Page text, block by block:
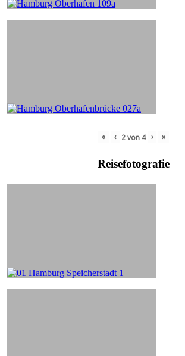
« ‹ 2von 4 › »
Reisefotografie